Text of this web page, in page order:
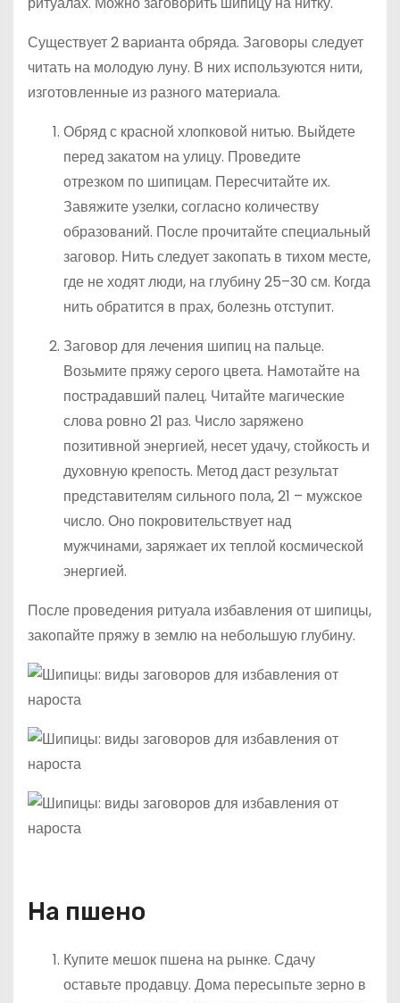
Существует 2 варианта обряда. Заговоры следует
читать на молодую луну. В них используются нити,
изготовленные из разного материала.
Обряд с красной хлопковой нитью. Выйдете
перед закатом на улицу. Проведите
отрезком по шипицам. Пересчитайте их.
Завяжите узелки, согласно количеству
образований. После прочитайте специальный
заговор. Нить следует закопать в тихом месте,
где не ходят люди, на глубину 25–30 см. Когда
нить обратится в прах, болезнь отступит.
Заговор для лечения шипиц на пальце.
Возьмите пряжу серого цвета. Намотайте на
пострадавший палец. Читайте магические
слова ровно 21 раз. Число заряжено
позитивной энергией, несет удачу, стойкость и
духовную крепость. Метод даст результат
представителям сильного пола, 21 – мужское
число. Оно покровительствует над
мужчинами, заряжает их теплой космической
энергией.
После проведения ритуала избавления от шипицы,
закопайте пряжу в землю на небольшую глубину.
На пшено
Купите мешок пшена на рынке. Сдачу
оставьте продавцу. Дома пересыпьте зерно в